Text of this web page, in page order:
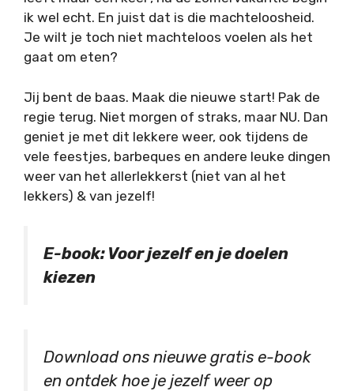
ik wel echt. En juist dat is die machteloosheid.
Je wilt je toch niet machteloos voelen als het
gaat om eten?
Jij bent de baas. Maak die nieuwe start! Pak de
regie terug. Niet morgen of straks, maar NU. Dan
geniet je met dit lekkere weer, ook tijdens de
vele feestjes, barbeques en andere leuke dingen
weer van het allerlekkerst (niet van al het
lekkers) & van jezelf!
E-book: Voor jezelf en je doelen
kiezen
Download ons nieuwe gratis e-book
en ontdek hoe je jezelf weer op